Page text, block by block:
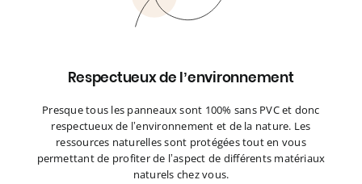
Respectueux de l’environnement
Presque tous les panneaux sont 100% sans PVC et donc
respectueux de l’environnement et de la nature. Les
ressources naturelles sont protégées tout en vous
permettant de profiter de l’aspect de différents matériaux
naturels chez vous.